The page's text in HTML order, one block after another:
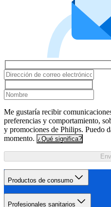
Me gustaría recibir
preferencias y comportamiento,
y promociones de Philips. Puedo
momento. ¿Qué significa?
Productos de consumo
Profesionales sanitarios